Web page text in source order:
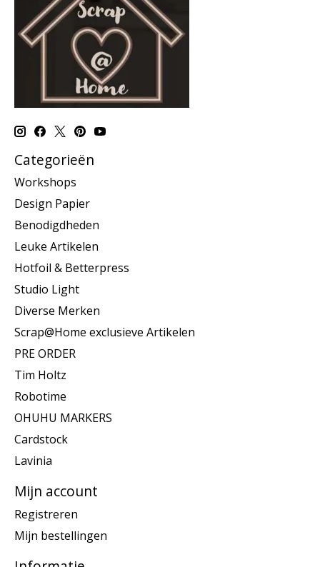
Categorieën
Workshops
Design Papier
Benodigdheden
Leuke Artikelen
Hotfoil & Betterpress
Studio Light
Diverse Merken
Scrap@Home exclusieve Artikelen
PRE ORDER
Tim Holtz
Robotime
OHUHU MARKERS
Cardstock
Lavinia
Mijn account
Registreren
Mijn bestellingen